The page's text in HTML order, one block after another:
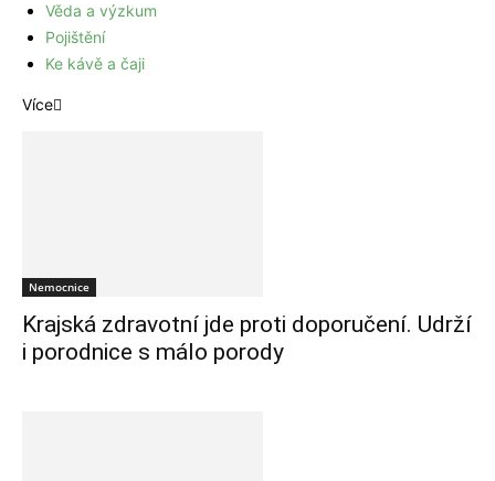
Věda a výzkum
Pojištění
Ke kávě a čaji
Více
Nemocnice
Krajská zdravotní jde proti doporučení. Udrží
i porodnice s málo porody